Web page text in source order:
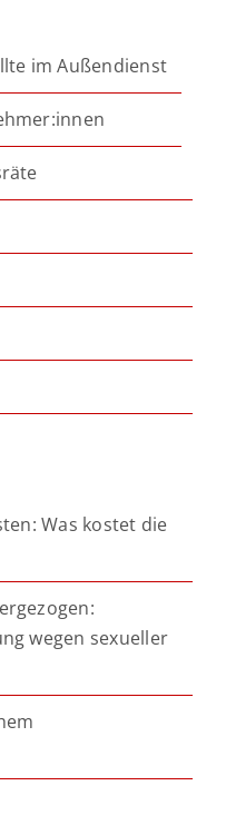
im Außendienst
Was kostet die
wegen sexueller